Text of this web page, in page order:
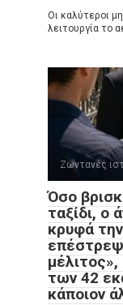
Οι καλύτεροι
λειτουργία το
Ζωντανές
Όσο
ταξίδι, ο
κρυφά
των 42
κάποιον